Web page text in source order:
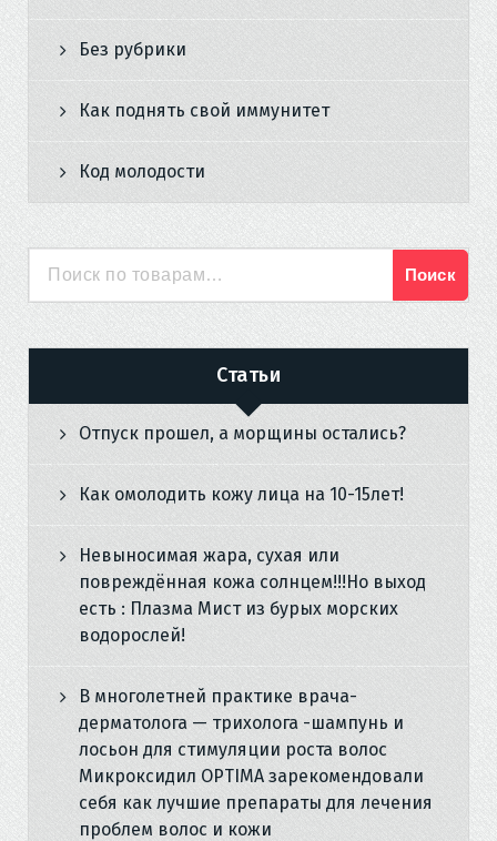
Без рубрики
Как поднять свой иммунитет
Код молодости
Поиск
Статьи
Отпуск прошел, а морщины остались?
Как омолодить кожу лица на 10-15лет!
Невыносимая жара, сухая или
повреждённая кожа солнцем!!!Но выход
есть : Плазма Мист из бурых морских
водорослей!
В многолетней практике врача-
дерматолога — трихолога -шампунь и
лосьон для стимуляции роста волос
Микроксидил OPTIMA зарекомендовали
себя как лучшие препараты для лечения
проблем волос и кожи